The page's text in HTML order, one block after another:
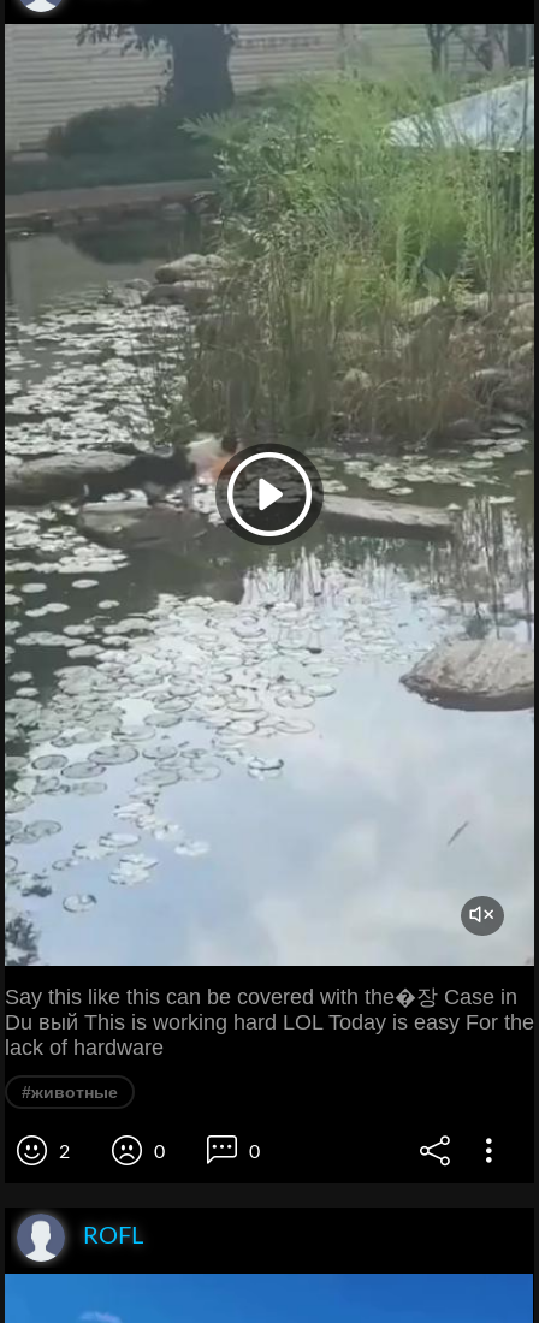
Say this like this can be covered with the�장 Case in
Du вый This is working hard LOL Today is easy For the
lack of hardware
#животные
2 0 0
ROFL